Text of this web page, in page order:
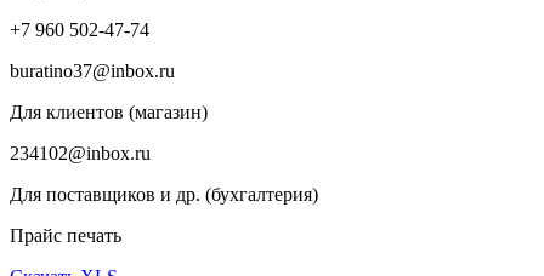
+7 960 502-47-74
buratino37@inbox.ru
Для клиентов (магазин)
234102@inbox.ru
Для поставщиков и др. (бухгалтерия)
Прайс печать